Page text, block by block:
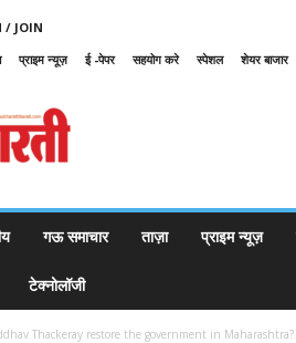
/ JOIN
प्राइम न्यूज़ ई -पेपर सहयोग करे स्पेशल शेयर बाजार
गऊ समाचार ताज़ा प्राइम न्यूज़
टेक्नोलॉजी
Thackeray restore the government in